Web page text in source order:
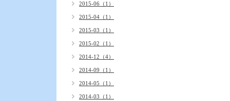
2015-06（1）
2015-04（1）
2015-03（1）
2015-02（1）
2014-12（4）
2014-09（1）
2014-05（1）
2014-03（1）